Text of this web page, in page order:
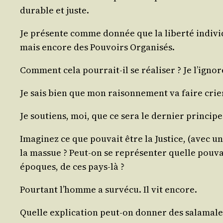
durable et juste.
Je pré­sente comme don­née que la liber­té
mais encore des Pou­voirs Organisés.
Com­ment cela pour­rait-il se réa­li­ser ? Je
Je sais bien que mon rai­son­ne­ment va faire
Je sou­tiens, moi, que ce sera le der­nier
Ima­gi­nez ce que pou­vait être la Jus­tice, (avec
la mas­sue ? Peut-on se repré­sen­ter quelle
époques, de ces pays-là ?
Pour­tant l’homme a sur­vé­cu. Il vit encore.
Quelle expli­ca­tion peut-on don­ner des